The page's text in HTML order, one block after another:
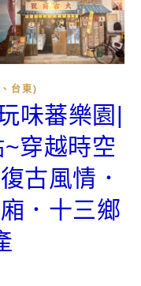
台東)
味蕃樂園|
穿越時空
古風情．
．十三鄉